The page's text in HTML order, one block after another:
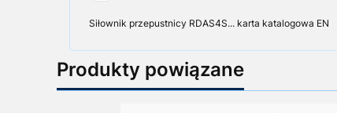
Siłownik przepustnicy RDAS4S... karta katalogowa EN
Produkty powiązane